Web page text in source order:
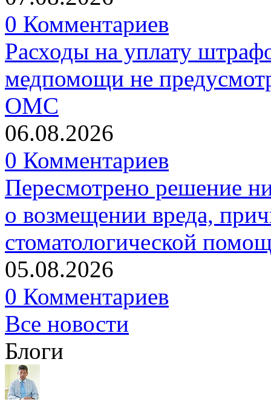
0 Комментариев
Расходы на уплату
медпомощи не
ОМС
06.08.2026
0 Комментариев
Пересмотрено решение
о возмещении вреда,
стоматологической
05.08.2026
0 Комментариев
Все новости
Блоги